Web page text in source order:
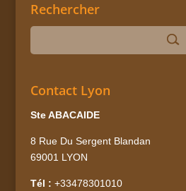
Rechercher
Contact Lyon
Ste ABACAIDE
8 Rue Du Sergent Blandan
69001 LYON
Tél : +33478301010